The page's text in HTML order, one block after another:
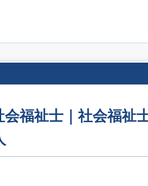
福祉士｜社会福祉